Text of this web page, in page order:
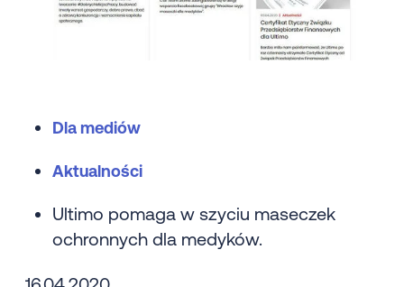
Dla mediów
Aktualności
Ultimo pomaga w szyciu maseczek
ochronnych dla medyków.